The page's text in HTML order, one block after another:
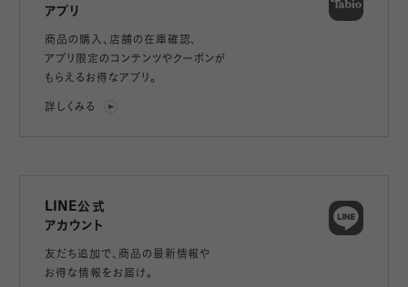
アプリ
商品の購入、店舗の在庫確認、
アプリ限定のコンテンツやクーポンが
もらえるお得なアプリ。
詳しくみる
LINE公式
アカウント
友だち追加で、 商品の最新情報や
お得な情報をお届け。